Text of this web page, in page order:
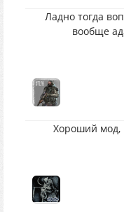
Ладно тогда
вообще
Хороший мод,